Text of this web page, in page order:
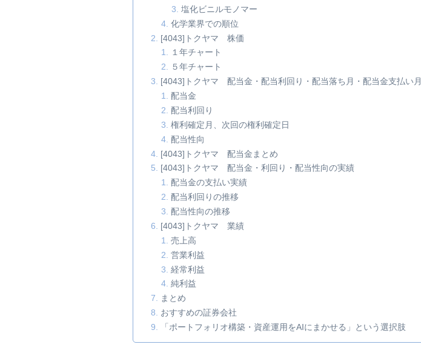
塩化ビニルモノマー
化学業界での順位
[4043]トクヤマ 株価
１年チャート
５年チャート
[4043]トクヤマ 配当金・配当利回り・配当落ち月・配当金支払い月
配当金
配当利回り
権利確定月、次回の権利確定日
配当性向
[4043]トクヤマ 配当金まとめ
[4043]トクヤマ 配当金・利回り・配当性向の実績
配当金の支払い実績
配当利回りの推移
配当性向の推移
[4043]トクヤマ 業績
売上高
営業利益
経常利益
純利益
まとめ
おすすめの証券会社
「ポートフォリオ構築・資産運用をAIにまかせる」という選択肢